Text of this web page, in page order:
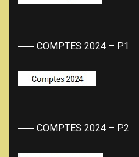
COMPTES 2024 – P1
COMPTES 2024 – P2